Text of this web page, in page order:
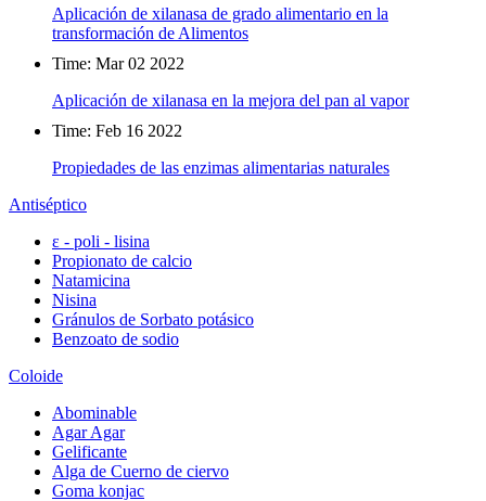
Aplicación de xilanasa de grado alimentario en la
transformación de Alimentos
Time: Mar 02 2022
Aplicación de xilanasa en la mejora del pan al vapor
Time: Feb 16 2022
Propiedades de las enzimas alimentarias naturales
Antiséptico
ε - poli - lisina
Propionato de calcio
Natamicina
Nisina
Gránulos de Sorbato potásico
Benzoato de sodio
Coloide
Abominable
Agar Agar
Gelificante
Alga de Cuerno de ciervo
Goma konjac